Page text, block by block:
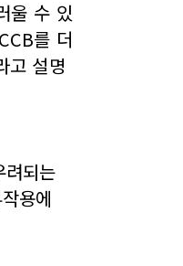
울 수 있
를 더
고 설명
되는
용에